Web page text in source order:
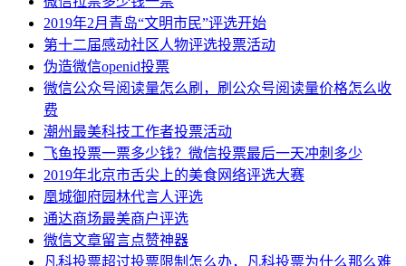
2019年2月青岛“文明市民”评选开始
第十二届感动社区人物评选投票活动
伪造微信openid投票
微信公众号阅读量怎么刷，刷公众号阅读量价格怎么收
费
潮州最美科技工作者投票活动
飞鱼投票一票多少钱？微信投票最后一天冲刺多少
2019年北京市舌尖上的美食网络评选大赛
凰城御府园林代言人评选
通达商场最美商户评选
微信文章留言点赞神器
凡科投票超过投票限制怎么办，凡科投票为什么那么难